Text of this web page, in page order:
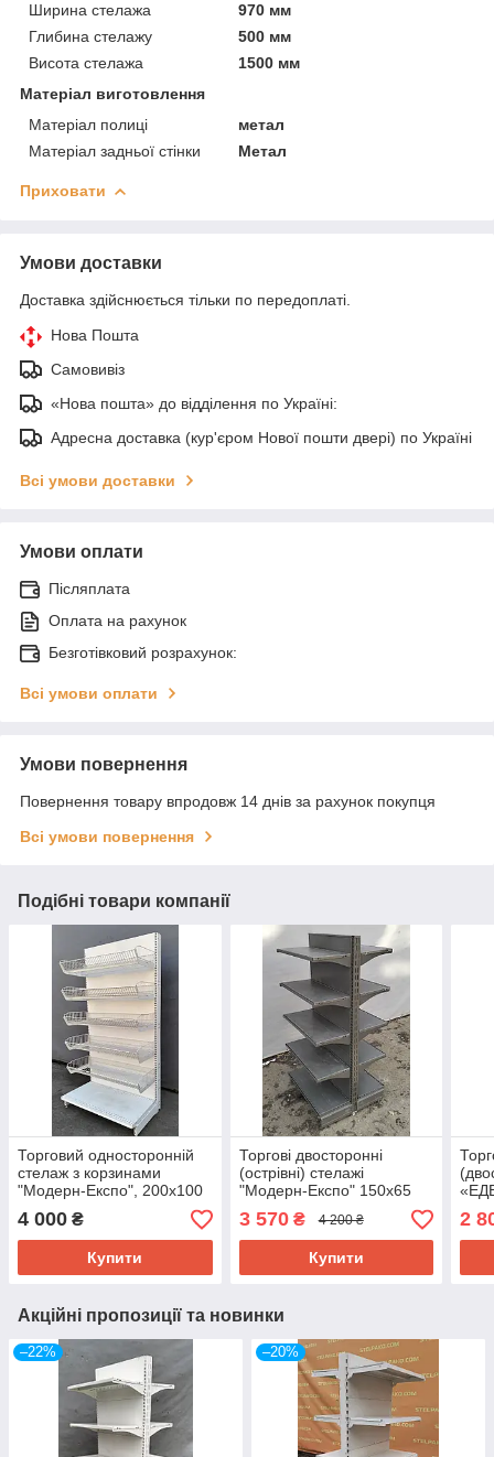
Ширина стелажа
970 мм
Глибина стелажу
500 мм
Висота стелажа
1500 мм
Матеріал виготовлення
Матеріал полиці
метал
Матеріал задньої стінки
Метал
Приховати
Умови доставки
Доставка здійснюється тільки по передоплаті.
Нова Пошта
Самовивіз
«Нова пошта» до відділення по Україні:
Адресна доставка (кур'єром Нової пошти двері) по Україні
Всі умови доставки
Умови оплати
Післяплата
Оплата на рахунок
Безготівковий розрахунок:
Всі умови оплати
Умови повернення
Повернення товару впродовж 14 днів за рахунок покупця
Всі умови повернення
Подібні товари компанії
Торговий односторонній
стелаж з корзинами
"Модерн-Експо", 200х100
см., подіум + 5 корзин, Б/у
4 000 ₴
Купити
Торгові двосторонні
(острівні) стелажі
"Модерн-Експо" 150х65
см. Б/у
3 570₴ 4 200 ₴
Купити
Б/у
2
Акційні пропозиції та новинки
–22% –20%